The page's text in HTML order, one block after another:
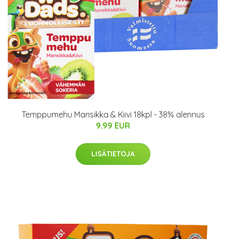
Temppumehu Mansikka & Kiivi 18kpl - 38% alennus
9.99 EUR
LISÄTIETOJA